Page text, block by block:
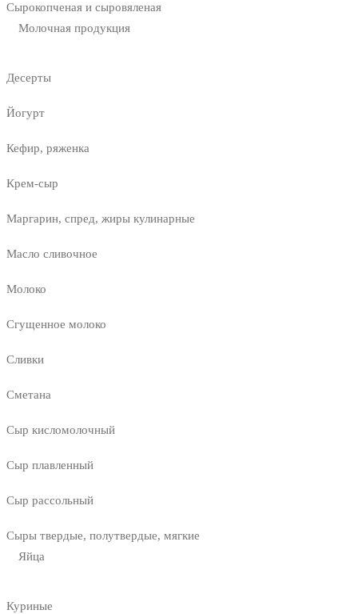
Сырокопченая и сыровяленая
Молочная продукция
Десерты
Йогурт
Кефир, ряженка
Крем-сыр
Маргарин, спред, жиры кулинарные
Масло сливочное
Молоко
Сгущенное молоко
Сливки
Сметана
Сыр кисломолочный
Сыр плавленный
Сыр рассольный
Сыры твердые, полутвердые, мягкие
Яйца
Куриные